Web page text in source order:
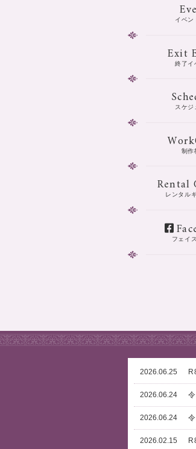
イベン
Exit
終了イ
スケジ
制作
Rental
レンタル
フェイ
2026.06.25
2026.06.24
2026.06.24
2026.02.15